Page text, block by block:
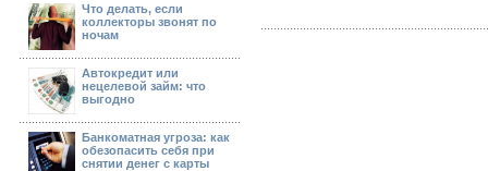
Что делать, если
коллекторы звонят по
ночам
Автокредит или
нецелевой займ: что
выгодно
Банкоматная угроза: как
обезопасить себя при
снятии денег с карты